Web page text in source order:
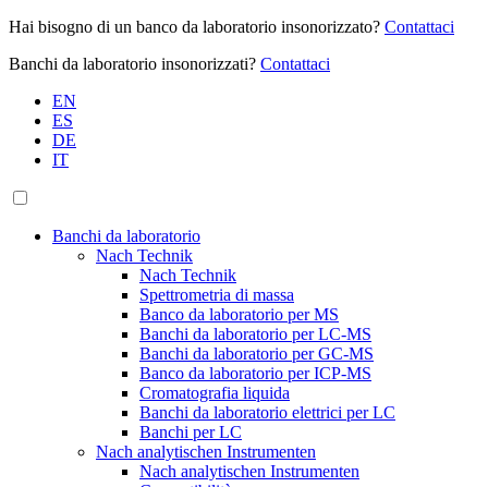
Hai bisogno di un banco da laboratorio insonorizzato? Contattaci
Banchi da laboratorio insonorizzati? Contattaci
EN
ES
DE
IT
Banchi da laboratorio
Nach Technik
Nach Technik
Spettrometria di massa
Banco da laboratorio per MS
Banchi da laboratorio per LC-MS
Banchi da laboratorio per GC-MS
Banco da laboratorio per ICP-MS
Cromatografia liquida
Banchi da laboratorio elettrici per LC
Banchi per LC
Nach analytischen Instrumenten
Nach analytischen Instrumenten